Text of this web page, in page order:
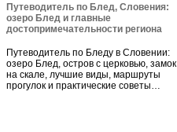
Путеводитель по Блед, Словения:
озеро Блед и главные
достопримечательности региона
Путеводитель по Бледу в Словении:
озеро Блед, остров с церковью, замок
на скале, лучшие виды, маршруты
прогулок и практические советы…